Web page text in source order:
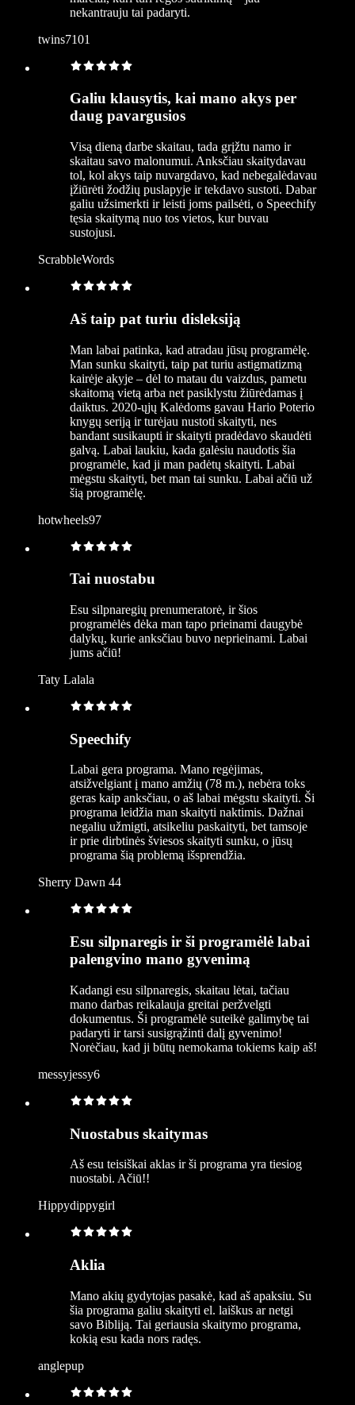
nekantrauju tai padaryti.
twins7101
Galiu klausytis, kai mano akys per
daug pavargusios
Visą dieną darbe skaitau, tada grįžtu namo ir
skaitau savo malonumui. Anksčiau skaitydavau
tol, kol akys taip nuvargdavo, kad nebegalėdavau
įžiūrėti žodžių puslapyje ir tekdavo sustoti. Dabar
galiu užsimerkti ir leisti joms pailsėti, o Speechify
tęsia skaitymą nuo tos vietos, kur buvau
sustojusi.
ScrabbleWords
Aš taip pat turiu disleksiją
Man labai patinka, kad atradau jūsų programėlę.
Man sunku skaityti, taip pat turiu astigmatizmą
kairėje akyje – dėl to matau du vaizdus, pametu
skaitomą vietą arba net pasiklystu žiūrėdamas į
daiktus. 2020-ųjų Kalėdoms gavau Hario Poterio
knygų seriją ir turėjau nustoti skaityti, nes
bandant susikaupti ir skaityti pradėdavo skaudėti
galvą. Labai laukiu, kada galėsiu naudotis šia
programėle, kad ji man padėtų skaityti. Labai
mėgstu skaityti, bet man tai sunku. Labai ačiū už
šią programėlę.
hotwheels97
Tai nuostabu
Esu silpnaregių prenumeratorė, ir šios
programėlės dėka man tapo prieinami daugybė
dalykų, kurie anksčiau buvo neprieinami. Labai
jums ačiū!
Taty Lalala
Speechify
Labai gera programa. Mano regėjimas,
atsižvelgiant į mano amžių (78 m.), nebėra toks
geras kaip anksčiau, o aš labai mėgstu skaityti. Ši
programa leidžia man skaityti naktimis. Dažnai
negaliu užmigti, atsikeliu paskaityti, bet tamsoje
ir prie dirbtinės šviesos skaityti sunku, o jūsų
programa šią problemą išsprendžia.
Sherry Dawn 44
Esu silpnaregis ir ši programėlė labai
palengvino mano gyvenimą
Kadangi esu silpnaregis, skaitau lėtai, tačiau
mano darbas reikalauja greitai peržvelgti
dokumentus. Ši programėlė suteikė galimybę tai
padaryti ir tarsi susigrąžinti dalį gyvenimo!
Norėčiau, kad ji būtų nemokama tokiems kaip aš!
messyjessy6
Nuostabus skaitymas
Aš esu teisiškai aklas ir ši programa yra tiesiog
nuostabi. Ačiū!!
Hippydippygirl
Aklia
Mano akių gydytojas pasakė, kad aš apaksiu. Su
šia programa galiu skaityti el. laiškus ar netgi
savo Bibliją. Tai geriausia skaitymo programa,
kokią esu kada nors radęs.
anglepup